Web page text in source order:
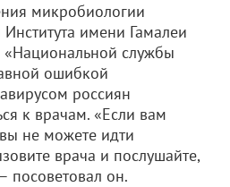
микробиологии
имени Гамалеи
службы
ошибкой
россиян
к врачам. «Если вам
не можете идти
врача и послушайте,
посоветовал он.